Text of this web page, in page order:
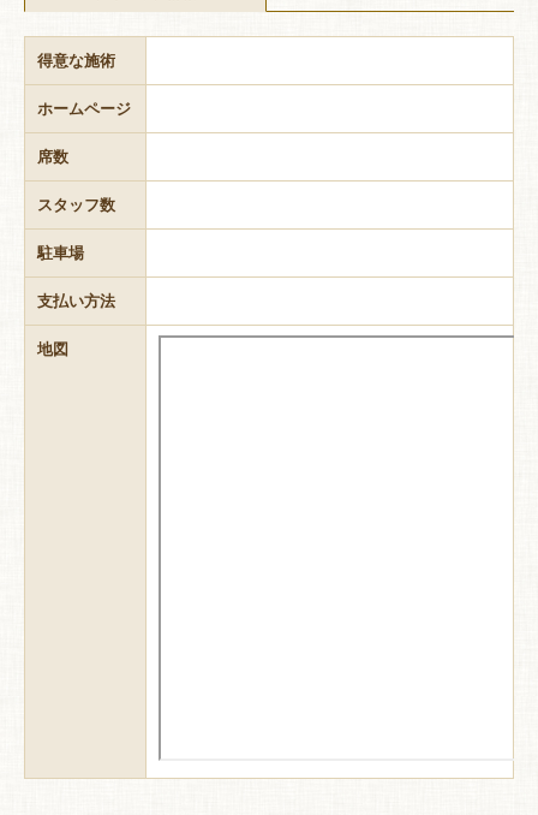
得意な施術
ホームページ
席数
スタッフ数
駐車場
支払い方法
地図